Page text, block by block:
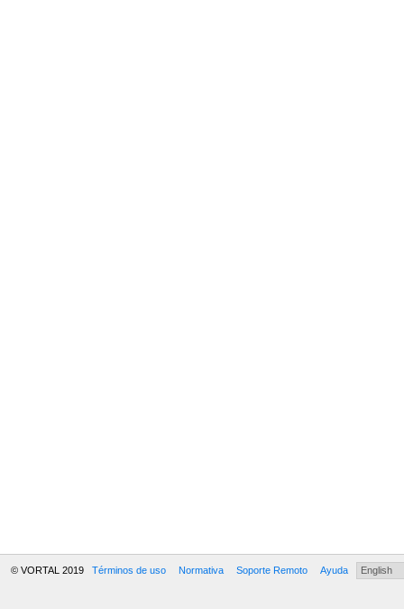
© VORTAL 2019 Términos de uso Normativa Soporte Remoto Ayuda